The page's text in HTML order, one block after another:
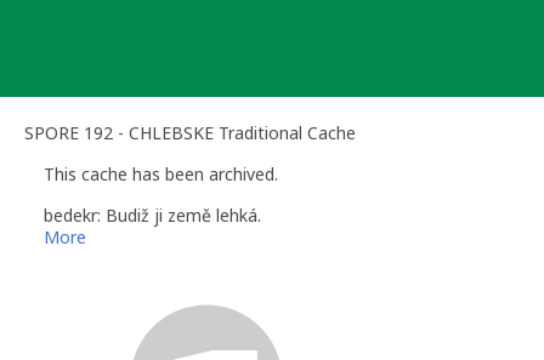
SPORE 192 - CHLEBSKE Traditional Cache
This cache has been archived.
bedekr: Budiž ji země lehká.
More